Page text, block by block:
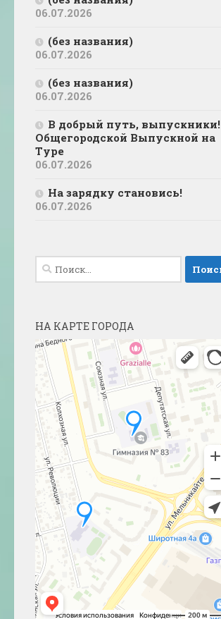
06.07.2026
(без названия)
06.07.2026
(без названия)
06.07.2026
В добрый путь, выпускники!
Общегородской Выпускной на
Туре
06.07.2026
На зарядку становись!
06.07.2026
Найти:
НА КАРТЕ ГОРОДА